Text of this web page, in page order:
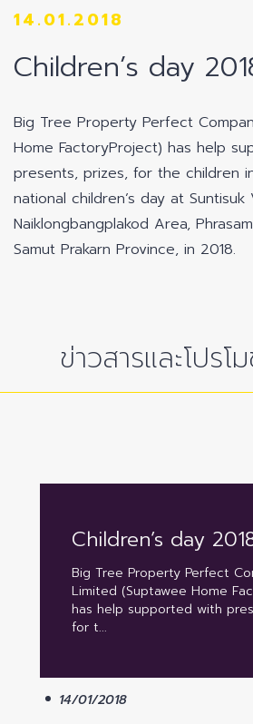
14.01.2018
Children’s day
Big Tree Property Perfect
Home FactoryProject) has help
presents, prizes, for the children
national children’s day at
Naiklongbangplakod Area,
Samut Prakarn Province, in 2018.
ข่าวสารและโปรโ
Children’s day
Big Tree Property Perfect
Limited (Suptawee Home
has help supported with
for t...
14/01/2018